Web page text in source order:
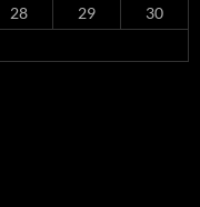
28 29
30